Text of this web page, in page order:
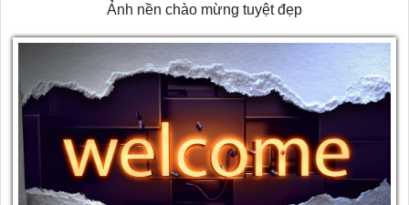
Ảnh nền chào mừng tuyệt đẹp